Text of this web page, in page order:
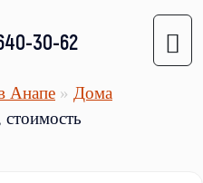
30-62
Анапе
Дома